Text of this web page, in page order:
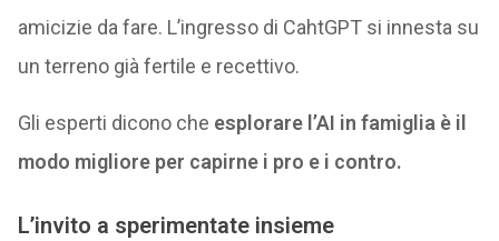
amicizie da fare. L’ingresso di CahtGPT si innesta su
un terreno già fertile e recettivo.
Gli esperti dicono che esplorare l’AI in famiglia è il
modo migliore per capirne i pro e i contro.
L’invito a sperimentate insieme